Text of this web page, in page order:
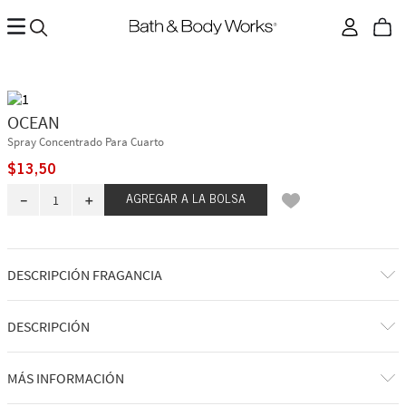
OCEAN
Spray Concentrado Para Cuarto
$13,50
＋
－ AGREGAR A LA BOLSA
DESCRIPCIÓN FRAGANCIA
DESCRIPCIÓN
Qué hace: llena al instante cualquier habitación con una fragancia
MÁS INFORMACIÓN